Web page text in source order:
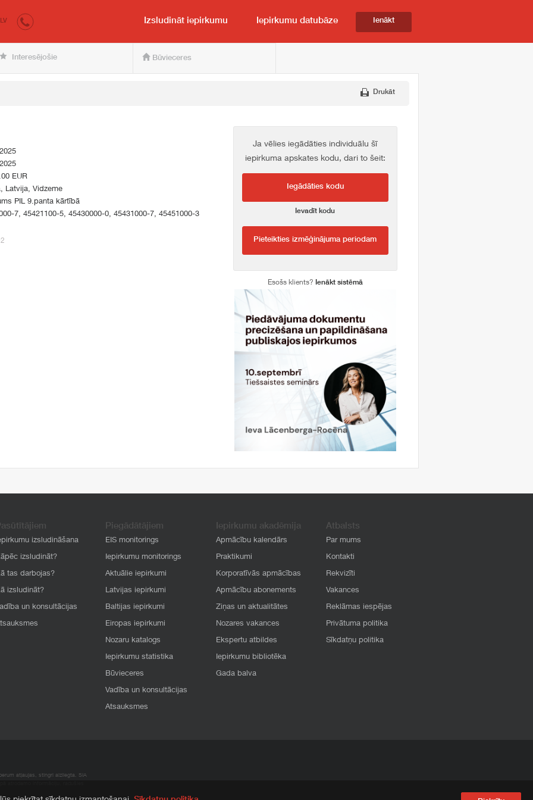
pircējam un pārdevējam
LV Izsludināt iepirkumu Iepirkumu datubāze Ienākt
Interesējošie Būvieceres
Drukāt
EUR
Latvija, Vidzeme
PIL 9.panta kārtībā
7, 45421100-5, 45430000-0, 45431000-7, 45451000-3
Ja vēlies iegādāties individuālu šī
iepirkuma apskates kodu, dari to šeit:
Iegādāties kodu
Ievadīt kodu
Pieteikties izmēģinājuma periodam
Esošs klients? Ienākt sistēmā
izsludināšana
izsludināt?
tas darbojas?
izsludināt?
un konsultācijas
Piegādātājiem
EIS monitorings
Iepirkumu monitorings
Aktuālie iepirkumi
Latvijas iepirkumi
Baltijas iepirkumi
Eiropas iepirkumi
Nozaru katalogs
Iepirkumu statistika
Būvieceres
Vadība un konsultācijas
Atsauksmes
Iepirkumu akadēmija
Apmācību kalendārs
Praktikumi
Korporatīvās apmācības
Apmācību abonements
Ziņas un aktualitātes
Nozares vakances
Ekspertu atbildes
Iepirkumu bibliotēka
Gada balva
Atbalsts
Par mums
Kontakti
Rekvizīti
Vakances
Reklāmas iespējas
Privātuma politika
Sīkdatņu politika
atļaujas, stingri aizliegta. SIA